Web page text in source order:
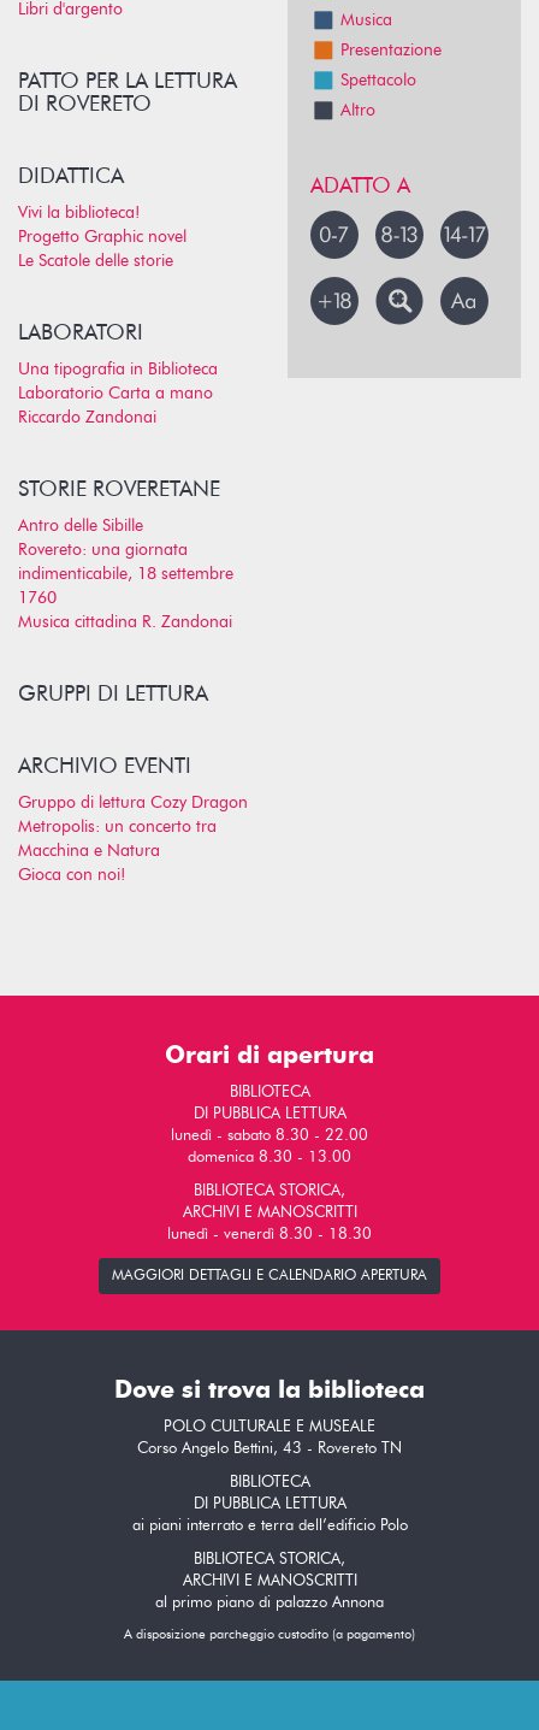
Libri d'argento
PATTO PER LA LETTURA
DI ROVERETO
DIDATTICA
Vivi la biblioteca!
Progetto Graphic novel
Le Scatole delle storie
LABORATORI
Una tipografia in Biblioteca
Laboratorio Carta a mano
Riccardo Zandonai
STORIE ROVERETANE
Antro delle Sibille
Rovereto: una giornata
indimenticabile, 18 settembre
1760
Musica cittadina R. Zandonai
GRUPPI DI LETTURA
ARCHIVIO EVENTI
Gruppo di lettura Cozy Dragon
Metropolis: un concerto tra
Macchina e Natura
Gioca con noi!
Musica
Presentazione
Spettacolo
Altro
ADATTO A
Orari di apertura
BIBLIOTECA
DI PUBBLICA LETTURA
lunedì - sabato 8.30 - 22.00
domenica 8.30 - 13.00
BIBLIOTECA STORICA,
ARCHIVI E MANOSCRITTI
lunedì - venerdì 8.30 - 18.30
MAGGIORI DETTAGLI E CALENDARIO APERTURA
Dove si trova la biblioteca
POLO CULTURALE E MUSEALE
Corso Angelo Bettini, 43 - Rovereto TN
BIBLIOTECA
DI PUBBLICA LETTURA
ai piani interrato e terra dell’edificio Polo
BIBLIOTECA STORICA,
ARCHIVI E MANOSCRITTI
al primo piano di palazzo Annona
A disposizione parcheggio custodito (a pagamento)